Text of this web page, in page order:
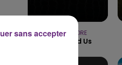
16h00 - 20h00
LE WEEK-END
MACKLEMORE
Can't Hold Us
sans accepter